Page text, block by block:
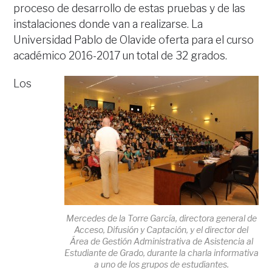
proceso de desarrollo de estas pruebas y de las
instalaciones donde van a realizarse. La
Universidad Pablo de Olavide oferta para el curso
académico 2016-2017 un total de 32 grados.
Mercedes de la Torre García, directora general de
Acceso, Difusión y Captación, y el director del
Área de Gestión Administrativa de Asistencia al
Estudiante de Grado, durante la charla informativa
a uno de los grupos de estudiantes.
Los